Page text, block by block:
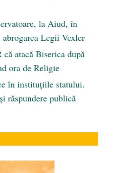
la Aiud, în
Legii Vexler
atacă Biserica după
ora de Religie
în instituțiile statului.
răspundere publică